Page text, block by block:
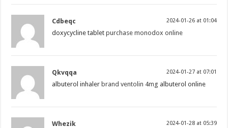
Cdbeqc 2024-01-26 at 01:04
doxycycline tabletpurchase monodox online
Qkvqqa 2024-01-27 at 07:01
albuterol inhaler brand ventolin 4mg albuterol online
Whezik 2024-01-28 at 05:39